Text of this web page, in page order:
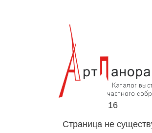
16
Страница не